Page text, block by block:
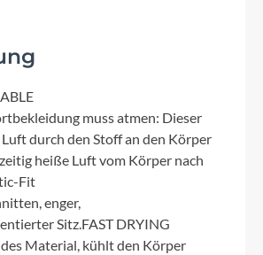
muss atmen: Dieser
durch den Stoff an den Körper
heiße Luft vom Körper nach
Fit
enger,
Sitz.FAST DRYING
Material, kühlt den Körper